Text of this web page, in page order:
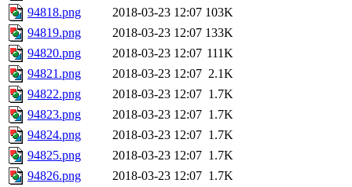
94818.png
2018-03-23 12:07 103K
94819.png
2018-03-23 12:07 133K
94820.png
2018-03-23 12:07 111K
94821.png
2018-03-23 12:07 2.1K
94822.png
2018-03-23 12:07 1.7K
94823.png
2018-03-23 12:07 1.7K
94824.png
2018-03-23 12:07 1.7K
94825.png
2018-03-23 12:07 1.7K
94826.png
2018-03-23 12:07 1.7K